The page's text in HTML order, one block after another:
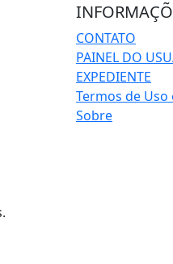
CONTATO
PAINEL DO
EXPEDIENTE
Termos de Uso
Sobre